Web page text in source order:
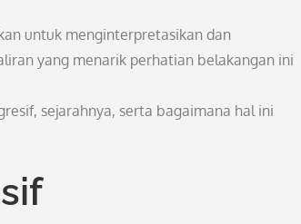
untuk menginterpretasikan dan
yang menarik perhatian belakangan ini
sejarahnya, serta bagaimana hal ini